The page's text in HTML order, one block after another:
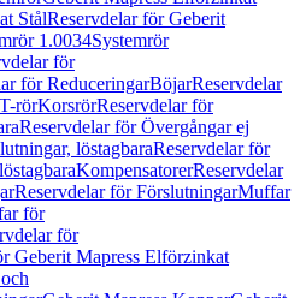
StålReservdelar för Geberit
1.0034Systemrör
för
för ReduceringarBöjarReservdelar
rörKorsrörReservdelar för
Reservdelar för Övergångar ej
löstagbaraReservdelar för
KompensatorerReservdelar
Reservdelar för FörslutningarMuffar
för
för
Geberit Mapress Elförzinkat